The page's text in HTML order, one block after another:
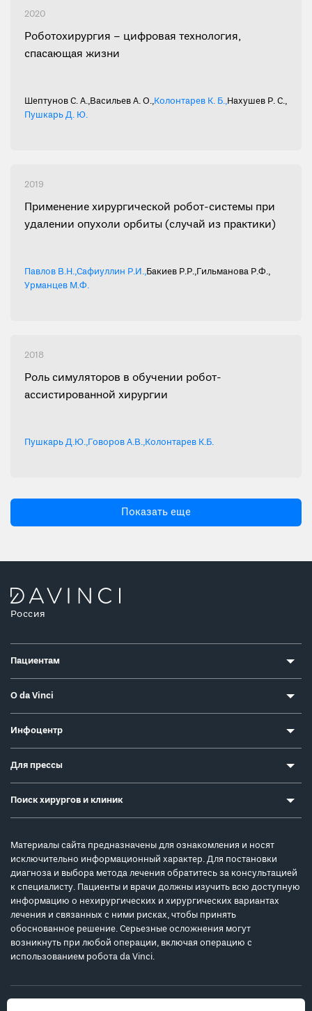
2020
Роботохирургия – цифровая технология,
спасающая жизни
Шептунов С. А.,Васильев А. О.,Колонтарев К. Б.,Нахушев Р. С.,
Пушкарь Д. Ю.
2019
Применение хирургической робот-системы при
удалении опухоли орбиты (случай из практики)
Павлов В.Н.,Сафиуллин Р.И.,Бакиев Р.Р.,Гильманова Р.Ф.,
Урманцев М.Ф.
2018
Роль симуляторов в обучении робот-
ассистированной хирургии
Пушкарь Д.Ю.,Говоров А.В.,Колонтарев К.Б.
Показать еще
Россия
Пациентам
О da Vinci
Инфоцентр
Для прессы
Поиск хирургов и клиник
Материалы сайта предназначены для ознакомления и носят
исключительно информационный характер. Для постановки
диагноза и выбора метода лечения обратитесь за консультацией
к специалисту. Пациенты и врачи должны изучить всю доступную
информацию о нехирургических и хирургических вариантах
лечения и связанных с ними рисках, чтобы принять
обоснованное решение. Серьезные осложнения могут
возникнуть при любой операции, включая операцию с
использованием робота da Vinci.